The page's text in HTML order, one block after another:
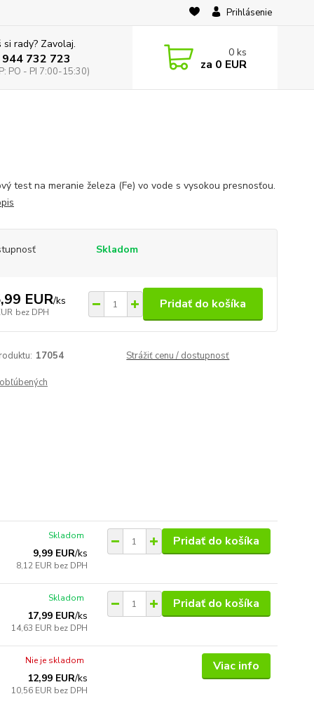
Prihlásenie
si rady? Zavolaj.
732 723
PO - PI 7:00-15:30)
0 ks
za 0 EUR
test na meranie železa (Fe) vo vode s vysokou presnosťou.
Skladom
EUR/ks
bez DPH
Pridať do košíka
17054 Strážiť cenu / dostupnosť
9,99 EUR/ks
8,12 EUR bez DPH
Skladom Pridať do košíka
17,99 EUR/ks
14,63 EUR bez DPH
Skladom Pridať do košíka
12,99 EUR/ks
10,56 EUR bez DPH
Nie je skladom Viac info